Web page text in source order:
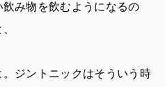
み物を飲むようになるの
。ジントニックはそういう時